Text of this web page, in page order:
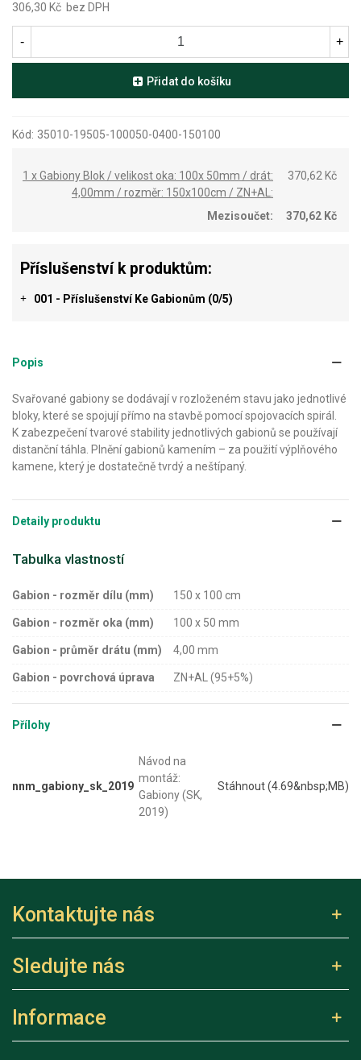
306,30 Kč bez DPH
- +
Přidat do košíku
Kód: 35010-19505-100050-0400-150100
1 x Gabiony Blok / velikost oka: 100x 50mm / drát:
4,00mm / rozměr: 150x100cm / ZN+AL:
370,62 Kč
Mezisoučet: 370,62 Kč
Příslušenství k produktům:
+ 001 - Příslušenství Ke Gabionům (0/5)
Popis
Svařované gabiony se dodávají v rozloženém stavu jako jednotlivé
bloky, které se spojují přímo na stavbě pomocí spojovacích spirál.
K zabezpečení tvarové stability jednotlivých gabionů se používají
distanční táhla. Plnění gabionů kamením – za použití výplňového
kamene, který je dostatečně tvrdý a neštípaný.
Detaily produktu
Tabulka vlastností
Gabion - rozměr dílu (mm) 150 x 100 cm
Gabion - rozměr oka (mm) 100 x 50 mm
Gabion - průměr drátu (mm) 4,00 mm
Gabion - povrchová úprava ZN+AL (95+5%)
Přílohy
nnm_gabiony_sk_2019
Návod na
montáž:
Gabiony (SK,
2019)
Stáhnout (4.69&nbsp;MB)
Kontaktujte nás
Sledujte nás
Informace